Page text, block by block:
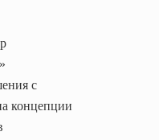
с
концепции